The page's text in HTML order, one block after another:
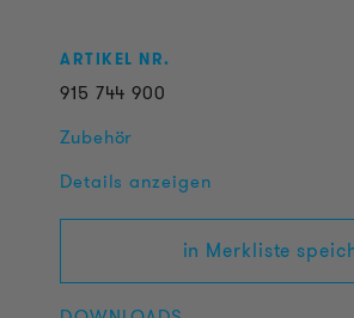
ARTIKEL NR.
915 744 900
Zubehör
Details anzeigen
in Merkliste